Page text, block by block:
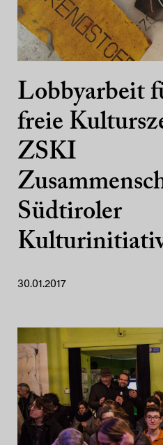
Lobbyarbeit
freie
ZSKI
Südtiroler
30.01.2017